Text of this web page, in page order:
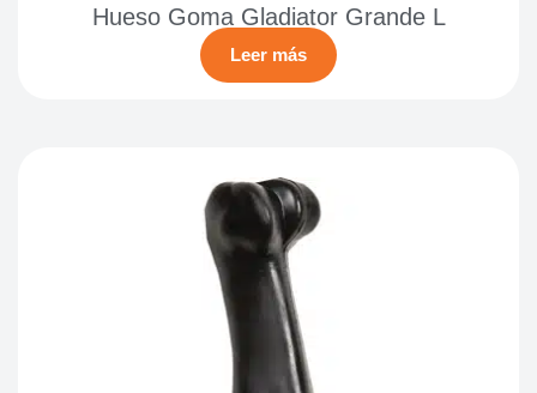
Hueso Goma Gladiator Grande L
Leer más